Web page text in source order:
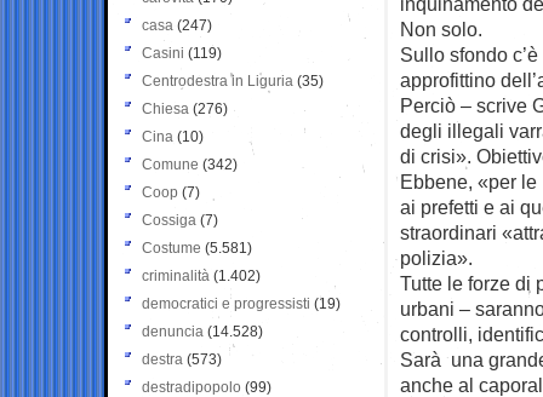
Non solo.
Sullo sfondo
approfittino
Perciò – scrive
degli illegali
di crisi».
Ebbene, «per
ai prefetti e ai
straordinari
polizia».
Tutte le forze di
urbani –
controlli,
Sarà una
anche al
casa (247)
Casini (119)
Centrodestra in Liguria (35)
Chiesa (276)
Cina (10)
Comune (342)
Coop (7)
Cossiga (7)
Costume (5.581)
criminalità (1.402)
democratici e progressisti (19)
denuncia (14.528)
destra (573)
destradipopolo (99)